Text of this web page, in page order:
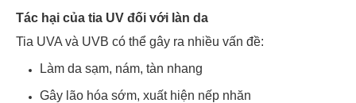
Tác hại của tia UV đối với làn da
Tia UVA và UVB có thể gây ra nhiều vấn đề:
Làm da sạm, nám, tàn nhang
Gây lão hóa sớm, xuất hiện nếp nhăn